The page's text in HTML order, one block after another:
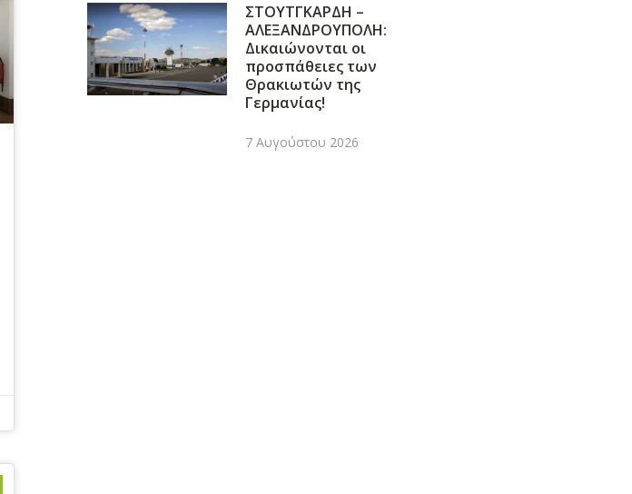
ΣΤΟΥΤΓΚΑΡΔΗ –
ΑΛΕΞΑΝΔΡΟΥΠΟΛΗ:
Δικαιώνονται οι
προσπάθειες των
Θρακιωτών της
Γερμανίας!
7 Αυγούστου 2026